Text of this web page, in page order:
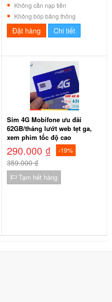
Không cần nạp tiền
Không bóp băng thông
Đặt hàng Chi tiết
Sim 4G Mobifone ưu đãi
62GB/tháng lướt web tẹt ga,
xem phim tốc độ cao
290.000 ₫ -19%
359.000 ₫
Tạm hết hàng